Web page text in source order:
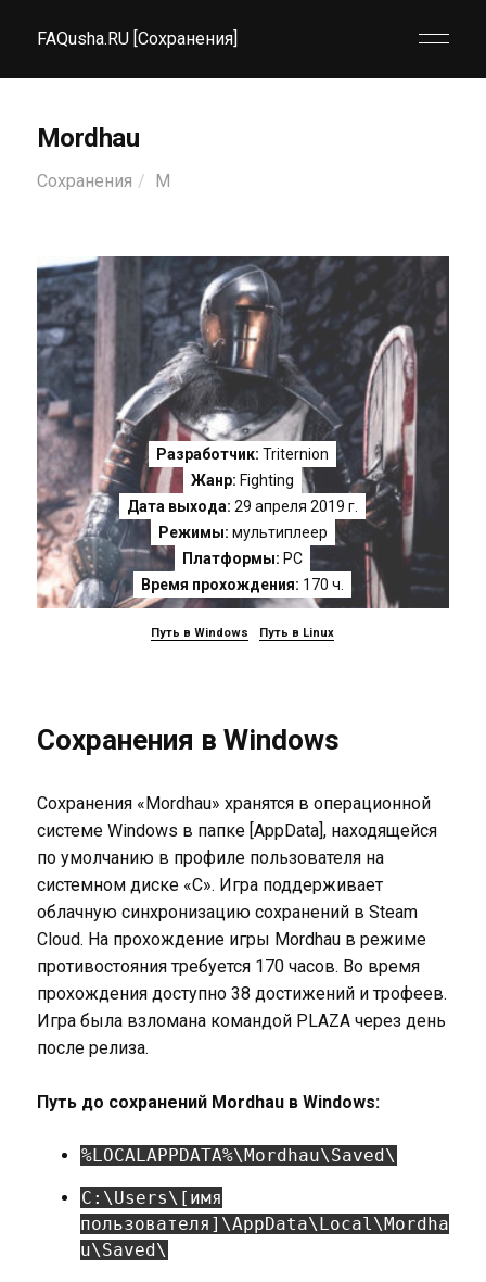
FAQusha.RU [Сохранения]
Mordhau
Сохранения M
Разработчик: Triternion
Жанр: Fighting
Дата выхода: 29 апреля 2019 г.
Режимы: мультиплеер
Платформы: PC
Время прохождения: 170 ч.
Путь в Windows Путь в Linux
Сохранения в Windows
Сохранения «Mordhau» хранятся в операционной
системе Windows в папке [AppData], находящейся
по умолчанию в профиле пользователя на
системном диске «C». Игра поддерживает
облачную синхронизацию сохранений в Steam
Cloud. На прохождение игры Mordhau в режиме
противостояния требуется 170 часов. Во время
прохождения доступно 38 достижений и трофеев.
Игра была взломана командой PLAZA через день
после релиза.
Путь до сохранений Mordhau в Windows:
%LOCALAPPDATA%\Mordhau\Saved\
C:\Users\[имя
пользователя]\AppData\Local\Mordha
u\Saved\